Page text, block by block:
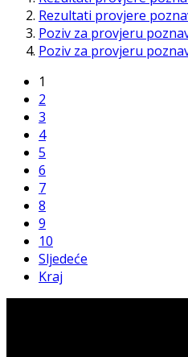
Rezultati provjere
Poziv za provjeru
Poziv za provjeru
1
2
3
4
5
6
7
8
9
10
Sljedeće
Kraj